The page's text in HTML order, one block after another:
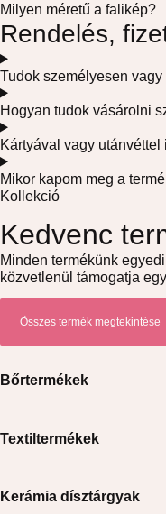
Milyen méretű a falikép?
Rendelés,
Tudok személyesen
Hogyan tudok vásárolni
Kártyával vagy utánvéttel
Mikor kapom meg a
Kollekció
Kedvenc
Minden termékünk
közvetlenül támogatja
Összes termék megtekintése
Bőrtermékek
Textiltermékek
Kerámia dísztárgyak